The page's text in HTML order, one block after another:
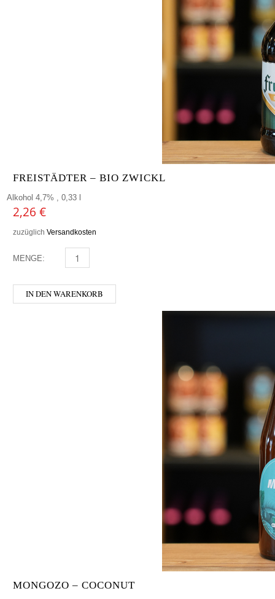
FREISTÄDTER – BIO ZWICKL
Alkohol 4,7% , 0,33 l
2,26 €
zuzüglich Versandkosten
MENGE: FREISTÄDTER - BIO ZWICKL MENGE
IN DEN WARENKORB
MONGOZO – COCONUT